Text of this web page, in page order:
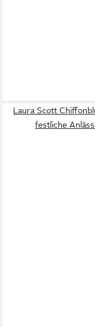
Laura Scott
festliche